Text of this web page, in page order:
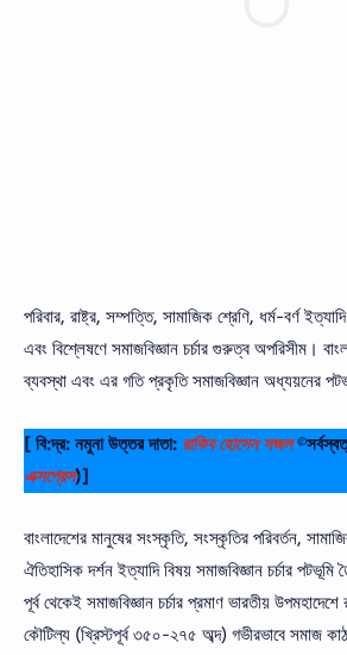
পরিবার, রাষ্ট্র, সম্পত্তি, সামাজিক শ্রেণি, ধর্ম-বর্ণ
এবং বিশ্লেষণে সমাজবিজ্ঞান চর্চার গুরুত্ব অপরিসীম।
ব্যবস্থা এবং এর গতি প্রকৃতি সমাজবিজ্ঞান অধ্যয়নের
[ বি:দ্র: নমুনা উত্তর দাতা: রাকিব হোসেন সজল
এক্সপ্রেস)]
বাংলাদেশের মানুষের সংস্কৃতি, সংস্কৃতির পরিবর্তন,
ঐতিহাসিক দর্শন ইত্যাদি বিষয় সমাজবিজ্ঞান চর্চার পটভূমি
পূর্ব থেকেই সমাজবিজ্ঞান চর্চার প্রমাণ ভারতীয়
কৌটিল্য (খ্রিস্টপূর্ব ৩৫০-২৭৫ অব্দ) গভীরভাবে সমাজ